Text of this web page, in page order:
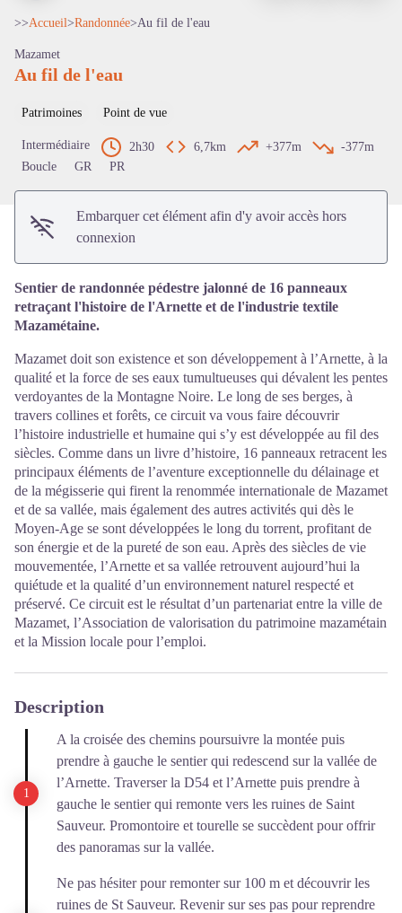
>>Accueil>Randonnée>Au fil de l'eau
Mazamet
Au fil de l'eau
Patrimoines Point de vue
Intermédiaire 2h30 6,7km +377m
-377m
Boucle
GR PR
Embarquer cet élément afin d'y avoir accès hors
connexion
Sentier de randonnée pédestre jalonné de 16 panneaux
retraçant l'histoire de l'Arnette et de l'industrie textile
Mazamétaine.
Mazamet doit son existence et son développement à l’Arnette, à la
qualité et la force de ses eaux tumultueuses qui dévalent les pentes
verdoyantes de la Montagne Noire. Le long de ses berges, à
travers collines et forêts, ce circuit va vous faire découvrir
l’histoire industrielle et humaine qui s’y est développée au fil des
siècles. Comme dans un livre d’histoire, 16 panneaux retracent les
principaux éléments de l’aventure exceptionnelle du délainage et
de la mégisserie qui firent la renommée internationale de Mazamet
et de sa vallée, mais également des autres activités qui dès le
Moyen-Age se sont développées le long du torrent, profitant de
son énergie et de la pureté de son eau. Après des siècles de vie
mouvementée, l’Arnette et sa vallée retrouvent aujourd’hui la
quiétude et la qualité d’un environnement naturel respecté et
préservé. Ce circuit est le résultat d’un partenariat entre la ville de
Mazamet, l’Association de valorisation du patrimoine mazamétain
et la Mission locale pour l’emploi.
Description
A la croisée des chemins poursuivre la montée puis
prendre à gauche le sentier qui redescend sur la vallée de
l’Arnette. Traverser la D54 et l’Arnette puis prendre à
gauche le sentier qui remonte vers les ruines de Saint
Sauveur. Promontoire et tourelle se succèdent pour offrir
des panoramas sur la vallée.
Ne pas hésiter pour remonter sur 100 m et découvrir les
ruines de St Sauveur. Revenir sur ses pas pour reprendre